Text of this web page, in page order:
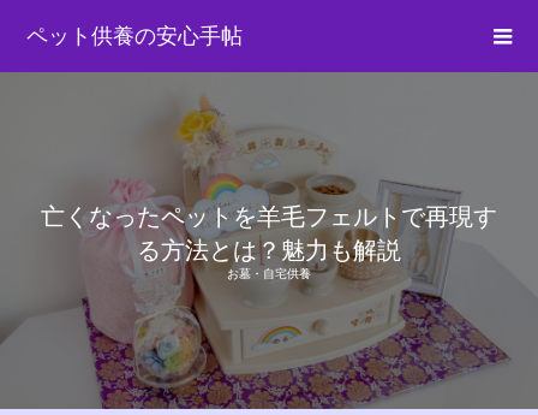
ペット供養の安心手帖
亡くなったペットを羊毛フェルトで再現す
る方法とは？魅力も解説
お墓・自宅供養